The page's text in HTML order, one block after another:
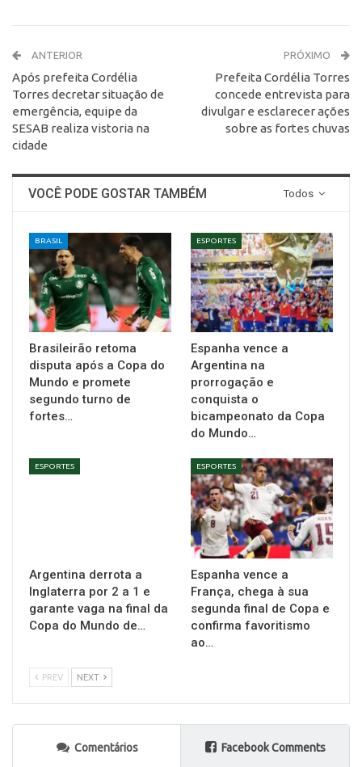
ANTERIOR
Após prefeita Cordélia
Torres decretar situação de
emergência, equipe da
SESAB realiza vistoria na
cidade
PRÓXIMO
Prefeita Cordélia Torres
concede entrevista para
divulgar e esclarecer ações
sobre as fortes chuvas
Todos
VOCÊ PODE GOSTAR TAMBÉM
BRASIL
Brasileirão retoma
disputa após a Copa do
Mundo e promete
segundo turno de
fortes…
ESPORTES
Espanha vence a
Argentina na
prorrogação e
conquista o
bicampeonato da Copa
do Mundo…
ESPORTES
Argentina derrota a
Inglaterra por 2 a 1 e
garante vaga na final da
Copa do Mundo de…
ESPORTES
Espanha vence a
França, chega à sua
segunda final de Copa e
confirma favoritismo
ao…
PREV NEXT
Comentários Facebook Comments